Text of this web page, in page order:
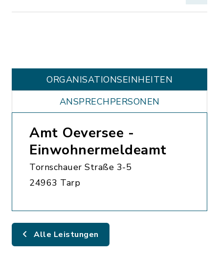
ORGANISATIONS­EINHEITEN
ANSPRECHPERSONEN
Amt Oeversee -
Einwohnermeldeamt
Tornschauer Straße 3-5
24963 Tarp
Alle Leistungen